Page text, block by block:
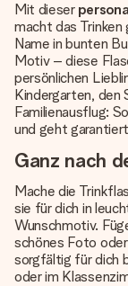
Mit dieser
macht das Trinken
Name in bunten
Motiv – diese
persönlichen
Kindergarten, den
Familienausflug:
und geht
Ganz nach
Mache die
sie für dich in
Wunschmotiv.
schönes Foto
sorgfältig für dich
oder im